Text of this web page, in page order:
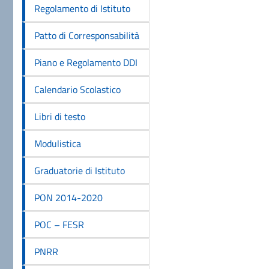
Regolamento di Istituto
Patto di Corresponsabilità
Piano e Regolamento DDI
Calendario Scolastico
Libri di testo
Modulistica
Graduatorie di Istituto
PON 2014-2020
POC – FESR
PNRR